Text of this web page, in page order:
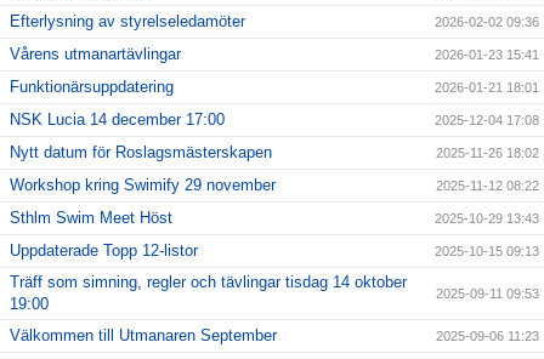
Efterlysning av styrelseledamöter 2026-02-02 09:36
Vårens utmanartävlingar 2026-01-23 15:41
Funktionärsuppdatering 2026-01-21 18:01
NSK Lucia 14 december 17:00 2025-12-04 17:08
Nytt datum för Roslagsmästerskapen 2025-11-26 18:02
Workshop kring Swimify 29 november 2025-11-12 08:22
Sthlm Swim Meet Höst 2025-10-29 13:43
Uppdaterade Topp 12-listor 2025-10-15 09:13
Träff som simning, regler och tävlingar tisdag 14 oktober
19:00
2025-09-11 09:53
Välkommen till Utmanaren September 2025-09-06 11:23